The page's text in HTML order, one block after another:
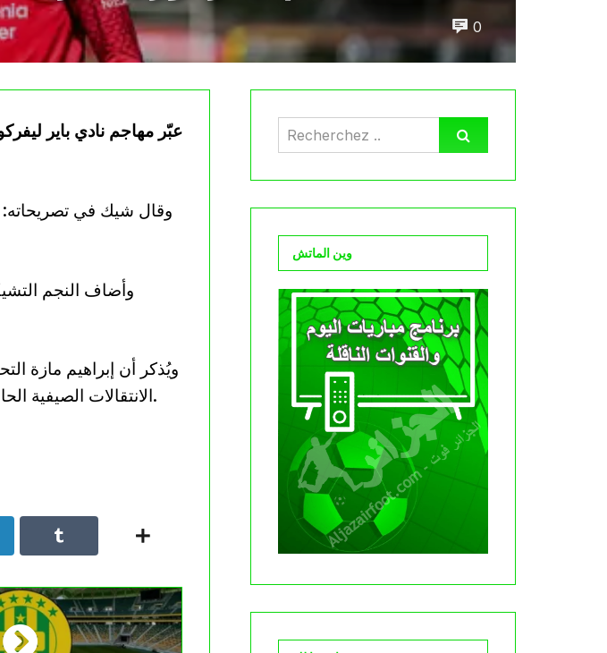
0
عبّر مهاجم نادي باير
وقال شيك في تصريحاته:
وأضاف النجم
ويُذكر أن إبراهيم مازة
الانتقالات الصيفية الحالية، قادمًا من هيرتا برلين الألماني.
وين الماتش